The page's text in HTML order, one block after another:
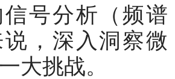
号分析（频谱
，深入洞察微
大挑战。